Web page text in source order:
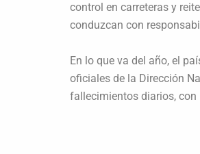
control en carreteras y
conduzcan con
En lo que va del año, el
oficiales de la Dirección
fallecimientos diarios,